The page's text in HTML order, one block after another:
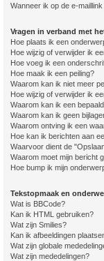
Wanneer ik op de e-
Vragen in verband met
Hoe plaats ik een
Hoe wijzig of verwijder ik
Hoe voeg ik een
Hoe maak ik een peiling?
Waarom kan ik niet meer
Hoe wijzig of verwijder ik
Waarom kan ik een
Waarom kan ik geen
Waarom ontving ik een
Hoe kan ik berichten aan
Waarvoor dient de
Waarom moet mijn bericht
Hoe bump ik mijn
Tekstopmaak en
Wat is BBCode?
Kan ik HTML gebruiken?
Wat zijn Smilies?
Kan ik afbeeldingen
Wat zijn globale
Wat zijn mededelingen?